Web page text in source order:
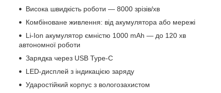
Висока швидкість роботи — 8000 зрізів/хв
Комбіноване живлення: від акумулятора або мережі
Li-Ion акумулятор ємністю 1000 mAh — до 120 хв
автономної роботи
Зарядка через USB Type-C
LED-дисплей з індикацією заряду
Ударостійкий корпус з вологозахистом